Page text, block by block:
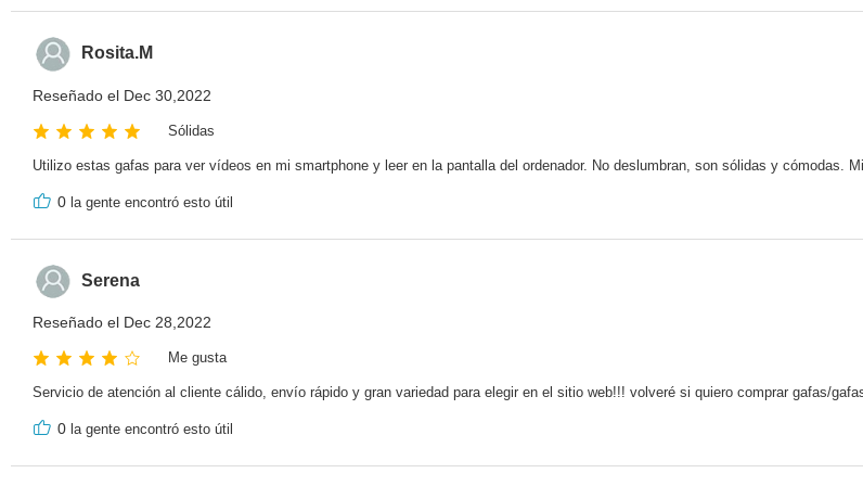
Rosita.M
Reseñado el Dec 30,2022
Sólidas
Utilizo estas gafas para ver vídeos en mi smartphone y leer en la pantalla del ordenador. No deslumbran, son sólidas y cómodas.
0 la gente encontró esto útil
Serena
Reseñado el Dec 28,2022
Me gusta
Servicio de atención al cliente cálido, envío rápido y gran variedad para elegir en el sitio web!!! volveré si quiero comprar gafas/
0 la gente encontró esto útil